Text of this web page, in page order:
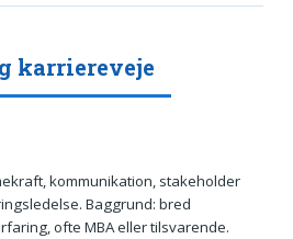
karriereveje
kommunikation, stakeholder
Baggrund: bred
ofte MBA eller tilsvarende.